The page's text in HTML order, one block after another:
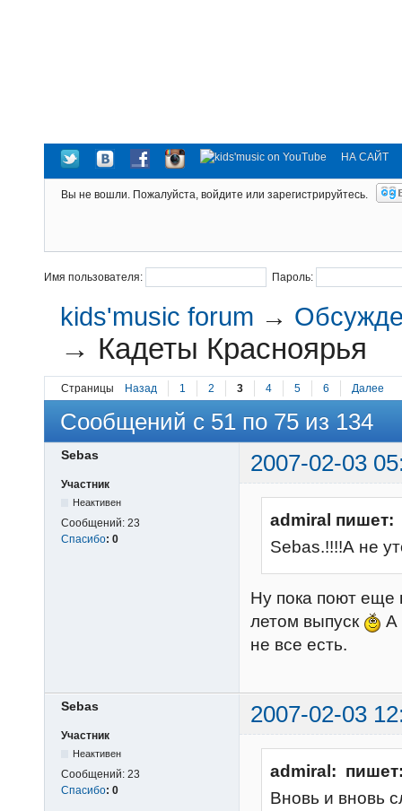
НА САЙТ
Вы не вошли. Пожалуйста, войдите или зарегистрируйтесь.
Имя пользователя: Пароль:
kids'music forum →
→ Кадеты Красноярья
Страницы Назад 1 2 3 4 5 6 Далее
Сообщений с 51 по 75 из 134
Sebas 2007-02-03
Участник
Неактивен
Сообщений: 23
Спасибо: 0
admiral пишет:
Sebas.!!!!А не
Ну пока поют еще
летом выпуск
А
не все есть.
Sebas 2007-02-03
Участник
Неактивен
Сообщений: 23
Спасибо: 0
admiral:
Вновь и вновь